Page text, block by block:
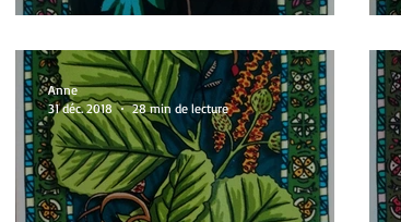
Anne
31 déc. 2018
28 min de lecture